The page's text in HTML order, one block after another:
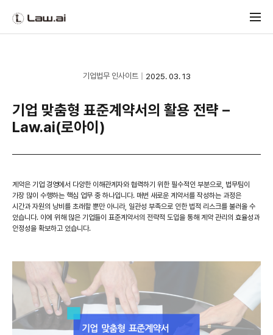
기업법무 인사이트 2025. 03. 13
기업 맞춤형 표준계약서의 활용 전략 –
Law.ai(로아이)
계약은 기업 경영에서 다양한 이해관계자와 협력하기 위한 필수적인 부분으로, 법무팀이
가장 많이 수행하는 핵심 업무 중 하나입니다. 매번 새로운 계약서를 작성하는 과정은
시간과 자원의 낭비를 초래할 뿐만 아니라, 일관성 부족으로 인한 법적 리스크를 불러올 수
있습니다. 이에 위해 많은 기업들이 표준계약서의 전략적 도입을 통해 계약 관리의 효율성과
안정성을 확보하고 있습니다.